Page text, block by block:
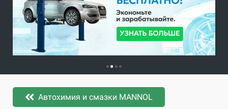
Автохимия и смазки MANNOL